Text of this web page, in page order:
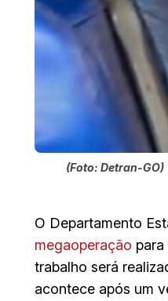
(Foto: Detran-GO)
O Departamento
megaoperação
trabalho será
acontece após um